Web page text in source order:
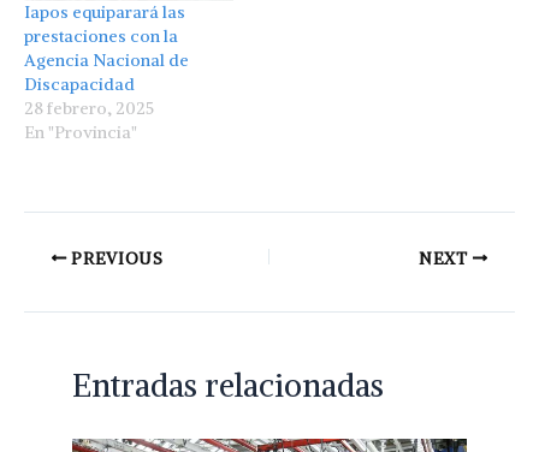
Iapos equiparará las
prestaciones con la
Agencia Nacional de
Discapacidad
28 febrero, 2025
En "Provincia"
PREVIOUS NEXT
Entradas relacionadas